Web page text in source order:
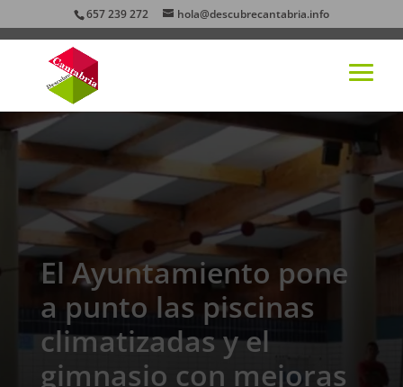
657 239 272 hola@descubrecantabria.info
El Ayuntamiento pone
a punto las piscinas
climatizadas y el
gimnasio con mejoras